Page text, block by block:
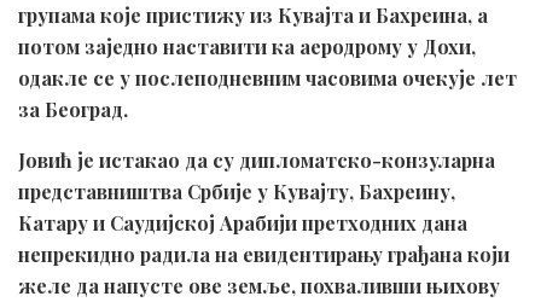
групама које пристижу из Кувајта и Бахреина, а
потом заједно наставити ка аеродрому у Дохи,
одакле се у послеподневним часовима очекује лет
за Београд.
Јовић је истакао да су дипломатско-конзуларна
представништва Србије у Кувајту, Бахреину,
Катару и Саудијској Арабији претходних дана
непрекидно радила на евидентирању грађана који
желе да напусте ове земље, похваливши њихову